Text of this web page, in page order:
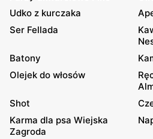
Udko z kurczaka
Ser Fellada
Batony
Olejek do włosów
Shot
Karma dla psa Wiejska
Zagroda